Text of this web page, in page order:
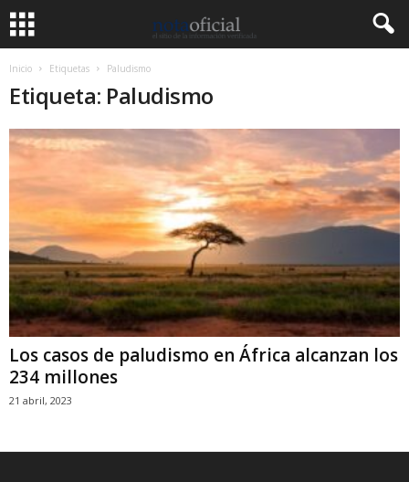
Inicio Etiquetas Paludismo
Etiqueta: Paludismo
Los casos de paludismo en África alcanzan los
234 millones
21 abril, 2023